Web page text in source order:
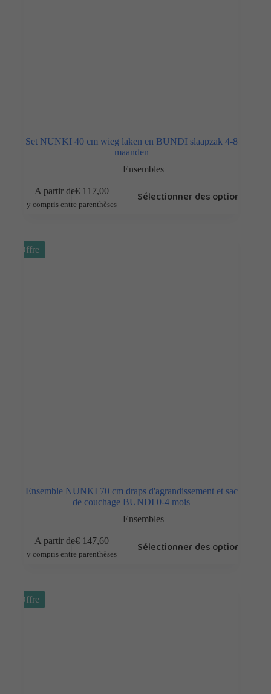
Set NUNKI 40 cm wieg laken en BUNDI slaapzak 4-8
maanden
Ensembles
A partir de€ 117,00
y compris entre parenthèses Sélectionner des options
Offre
Ensemble NUNKI 70 cm draps d'agrandissement et sac
de couchage BUNDI 0-4 mois
Ensembles
A partir de€ 147,60
y compris entre parenthèses Sélectionner des options
Offre